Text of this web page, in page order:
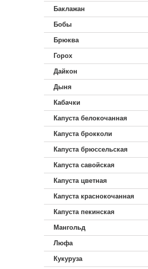
Баклажан
Бобы
Брюква
Горох
Дайкон
Дыня
Кабачки
Капуста белокочанная
Капуста брокколи
Капуста брюссельская
Капуста савойская
Капуста цветная
Капуста краснокочанная
Капуста пекинская
Мангольд
Люфа
Кукуруза